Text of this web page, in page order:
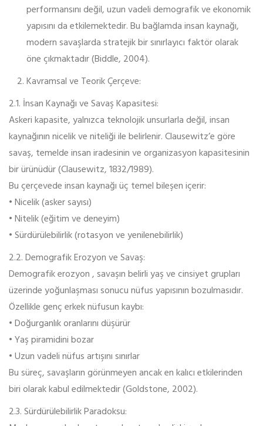
performansını değil, uzun vadeli demografik ve ekonomik
yapısını da etkilemektedir. Bu bağlamda insan kaynağı,
modern savaşlarda stratejik bir sınırlayıcı faktör olarak
öne çıkmaktadır (Biddle, 2004).
Kavramsal ve Teorik Çerçeve:
2.1. İnsan Kaynağı ve Savaş Kapasitesi:
Askeri kapasite, yalnızca teknolojik unsurlarla değil, insan
kaynağının nicelik ve niteliği ile belirlenir. Clausewitz’e göre
savaş, temelde insan iradesinin ve organizasyon kapasitesinin
bir ürünüdür (Clausewitz, 1832/1989).
Bu çerçevede insan kaynağı üç temel bileşen içerir:
• Nicelik (asker sayısı)
• Nitelik (eğitim ve deneyim)
• Sürdürülebilirlik (rotasyon ve yenilenebilirlik)
2.2. Demografik Erozyon ve Savaş:
Demografik erozyon , savaşın belirli yaş ve cinsiyet grupları
üzerinde yoğunlaşması sonucu nüfus yapısının bozulmasıdır.
Özellikle genç erkek nüfusun kaybı:
• Doğurganlık oranlarını düşürür
• Yaş piramidini bozar
• Uzun vadeli nüfus artışını sınırlar
Bu süreç, savaşların görünmeyen ancak en kalıcı etkilerinden
biri olarak kabul edilmektedir (Goldstone, 2002).
2.3. Sürdürülebilirlik Paradoksu: